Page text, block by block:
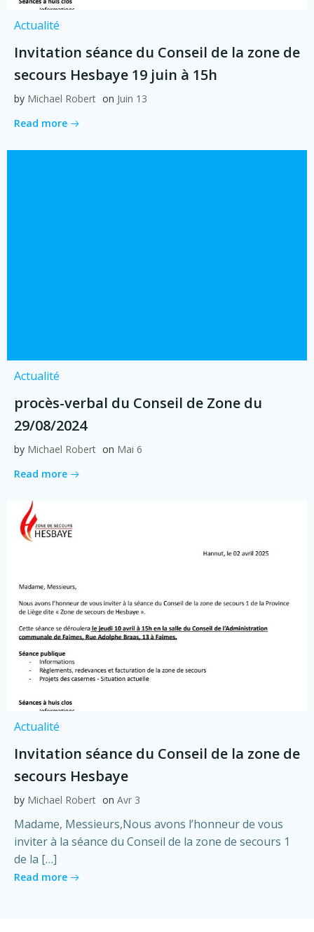
Actualité
Invitation séance du Conseil de la zone de
secours Hesbaye 19 juin à 15h
by Michael Robert on Juin 13
Read more
Actualité
procès-verbal du Conseil de Zone du
29/08/2024
by Michael Robert on Mai 6
Read more
Actualité
Invitation séance du Conseil de la zone de
secours Hesbaye
by Michael Robert on Avr 3
Madame, Messieurs,Nous avons l’honneur de vous
inviter à la séance du Conseil de la zone de secours 1
de la […]
Read more